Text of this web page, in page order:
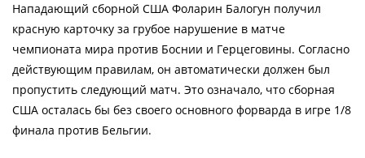
Нападающий сборной США Фоларин Балогун получил
красную карточку за грубое нарушение в матче
чемпионата мира против Боснии и Герцеговины. Согласно
действующим правилам, он автоматически должен был
пропустить следующий матч. Это означало, что сборная
США осталась бы без своего основного форварда в игре 1/8
финала против Бельгии.